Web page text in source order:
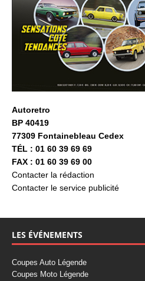
Autoretro
BP 40419
77309 Fontainebleau Cedex
TÉL : 01 60 39 69 69
FAX : 01 60 39 69 00
Contacter la rédaction
Contacter le service publicité
LES ÉVÉNEMENTS
Coupes Auto Légende
Coupes Moto Légende